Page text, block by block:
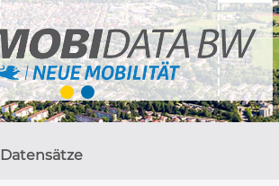
Datensätze